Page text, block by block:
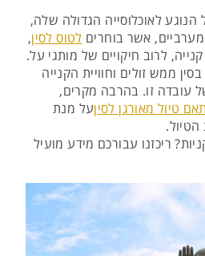
לאוכלוסייה הגדולה שלה,
אשר בוחרים לטוס לסין,
לרוב חיקויים של מותגי על.
ממש זולים וחוויית הקנייה
עובדה זו. בהרבה מקרים,
טיול מאורגן לסיןעל מנת
ריכזנו עבורכם מידע מועיל